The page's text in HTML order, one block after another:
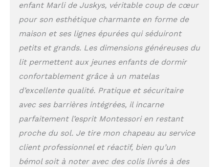
utilisation de longue
durée et facile
de maison scandinave
avec toit : vous
maison comme un lit
de fille individuel avec
un ciel, une guirlande
rideau ou une
décoration ; vous
décorez le lit de garçon
comme une grotte ou
un lit de jeu
Montage facile : Le lit
enfant Marli de Juskys, véritable coup de cœur
pour son esthétique charmante en forme de
maison et ses lignes épurées qui séduiront
petits et grands. Les dimensions généreuses du
lit permettent aux jeunes enfants de dormir
confortablement grâce à un matelas
d’excellente qualité. Pratique et sécuritaire
avec ses barrières intégrées, il incarne
parfaitement l’esprit Montessori en restant
proche du sol. Je tire mon chapeau au service
client professionnel et réactif, bien qu’un
bémol soit à noter avec des colis livrés à des